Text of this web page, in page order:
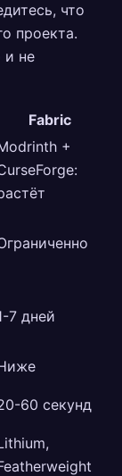
что
проекта.
и не
Fabric
+
7 дней
60 секунд